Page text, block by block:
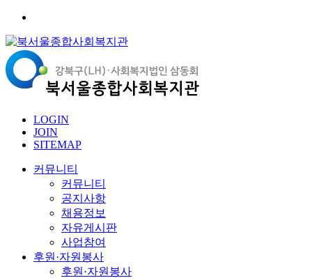
LOGIN
JOIN
SITEMAP
커뮤니티
커뮤니티
공지사항
채용정보
자유게시판
사업참여
후원·자원봉사
후원·자원봉사